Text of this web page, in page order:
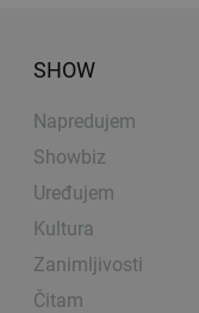
SHOW
Napredujem
Showbiz
Uređujem
Kultura
Zanimljivosti
Čitam